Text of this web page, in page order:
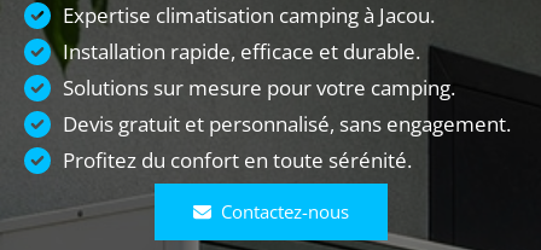
Expertise climatisation camping à Jacou.
Installation rapide, efficace et durable.
Solutions sur mesure pour votre camping.
Devis gratuit et personnalisé, sans engagement.
Profitez du confort en toute sérénité.
Contactez-nous